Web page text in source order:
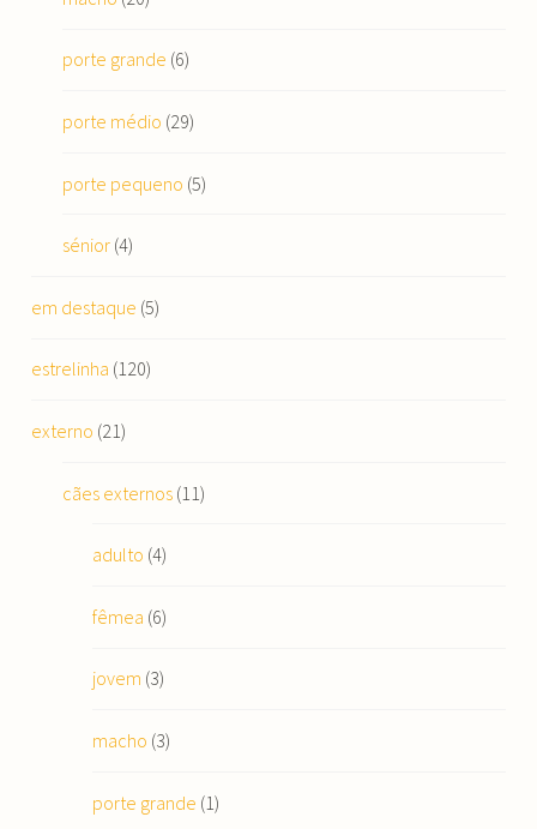
porte grande (6)
porte médio (29)
porte pequeno (5)
sénior(4)
em destaque (5)
estrelinha (120)
externo (21)
cães externos(11)
adulto (4)
fêmea (6)
jovem (3)
macho (3)
porte grande (1)